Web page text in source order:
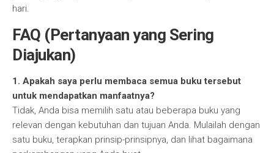
hari.
FAQ (Pertanyaan yang Sering
Diajukan)
1. Apakah saya perlu membaca semua buku tersebut
untuk mendapatkan manfaatnya?
Tidak, Anda bisa memilih satu atau beberapa buku yang
relevan dengan kebutuhan dan tujuan Anda. Mulailah dengan
satu buku, terapkan prinsip-prinsipnya, dan lihat bagaimana